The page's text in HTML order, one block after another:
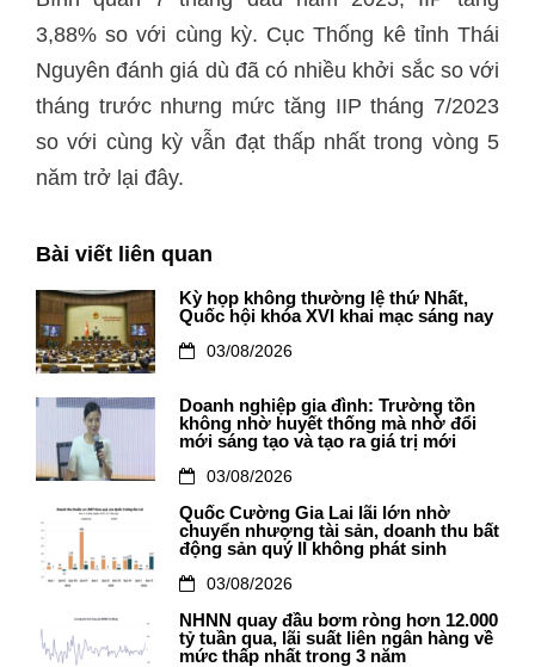
3,88% so với cùng kỳ. Cục Thống kê tỉnh Thái
Nguyên đánh giá dù đã có nhiều khởi sắc so với
tháng trước nhưng mức tăng IIP tháng 7/2023
so với cùng kỳ vẫn đạt thấp nhất trong vòng 5
năm trở lại đây.
Bài viết liên quan
Kỳ họp không thường lệ thứ Nhất,
Quốc hội khóa XVI khai mạc sáng nay
03/08/2026
Doanh nghiệp gia đình: Trường tồn
không nhờ huyết thống mà nhờ đổi
mới sáng tạo và tạo ra giá trị mới
03/08/2026
Quốc Cường Gia Lai lãi lớn nhờ
chuyển nhượng tài sản, doanh thu bất
động sản quý II không phát sinh
03/08/2026
NHNN quay đầu bơm ròng hơn 12.000
tỷ tuần qua, lãi suất liên ngân hàng về
mức thấp nhất trong 3 năm